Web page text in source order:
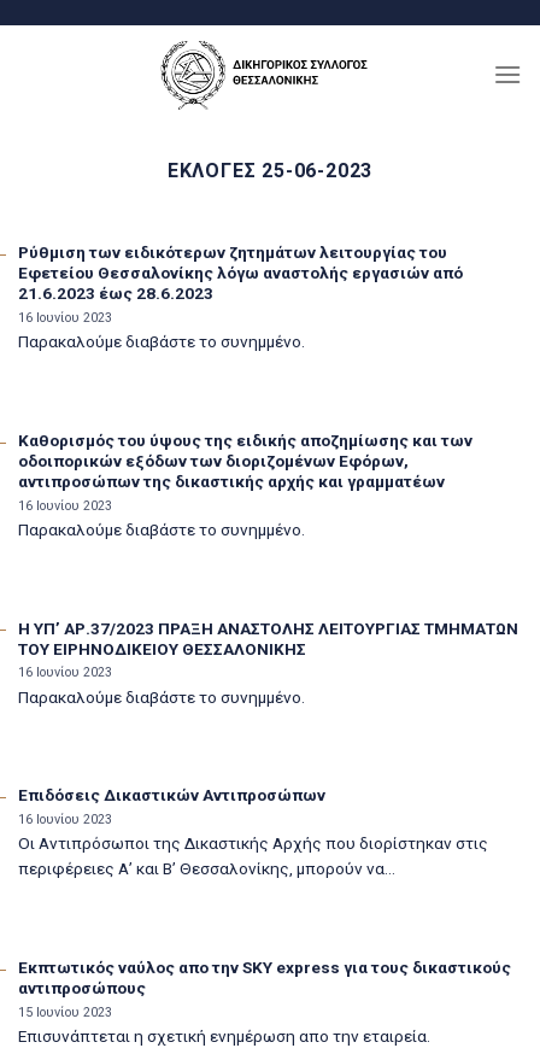
ΕΚΛΟΓΈΣ 25-06-2023
Ρύθμιση των ειδικότερων ζητημάτων λειτουργίας του
Εφετείου Θεσσαλονίκης λόγω αναστολής εργασιών από
21.6.2023 έως 28.6.2023
16 Ιουνίου 2023
Παρακαλούμε διαβάστε το συνημμένο.
Καθορισμός του ύψους της ειδικής αποζημίωσης και των
οδοιπορικών εξόδων των διοριζομένων Εφόρων,
αντιπροσώπων της δικαστικής αρχής και γραμματέων
16 Ιουνίου 2023
Παρακαλούμε διαβάστε το συνημμένο.
Η ΥΠ’ ΑΡ.37/2023 ΠΡΑΞΗ ΑΝΑΣΤΟΛΗΣ ΛΕΙΤΟΥΡΓΙΑΣ ΤΜΗΜΑΤΩΝ
ΤΟΥ ΕΙΡΗΝΟΔΙΚΕΙΟΥ ΘΕΣΣΑΛΟΝΙΚΗΣ
16 Ιουνίου 2023
Παρακαλούμε διαβάστε το συνημμένο.
Επιδόσεις Δικαστικών Αντιπροσώπων
16 Ιουνίου 2023
Οι Αντιπρόσωποι της Δικαστικής Αρχής που διορίστηκαν στις
περιφέρειες Α’ και Β’ Θεσσαλονίκης, μπορούν να...
Εκπτωτικός ναύλος απο την SKY express για τους δικαστικούς
αντιπροσώπους
15 Ιουνίου 2023
Επισυνάπτεται η σχετική ενημέρωση απο την εταιρεία.